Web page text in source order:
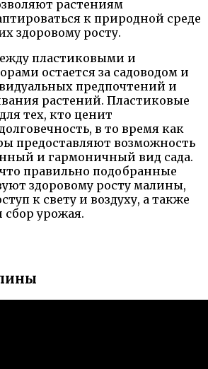
растениям
к природной среде
здоровому росту.
пластиковыми и
остается за садоводом и
предпочтений и
растений. Пластиковые
тех, кто ценит
в то время как
предоставляют возможность
и гармоничный вид сада.
правильно подобранные
здоровому росту малины,
к свету и воздуху, а также
урожая.